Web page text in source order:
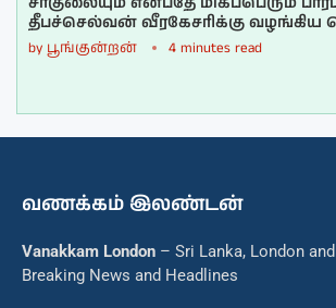
தீபச்செல்வன் வீரகேசரிக்கு வழங்கிய
by பூங்குன்றன் 4 minutes read
வணக்கம் இலண்டன்
Vanakkam London – Sri Lanka, London
Breaking News and Headlines